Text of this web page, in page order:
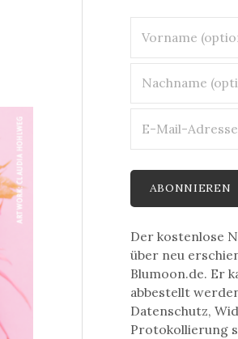
Der kostenlose
über neu
Blumoon.de. Er
abbestellt
Datenschutz,
Protokollierung